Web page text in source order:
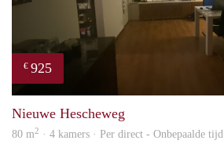
€ 925
Nieuwe Hescheweg
80 m2 · 4 kamers · Per direct - Onbepaalde tijd